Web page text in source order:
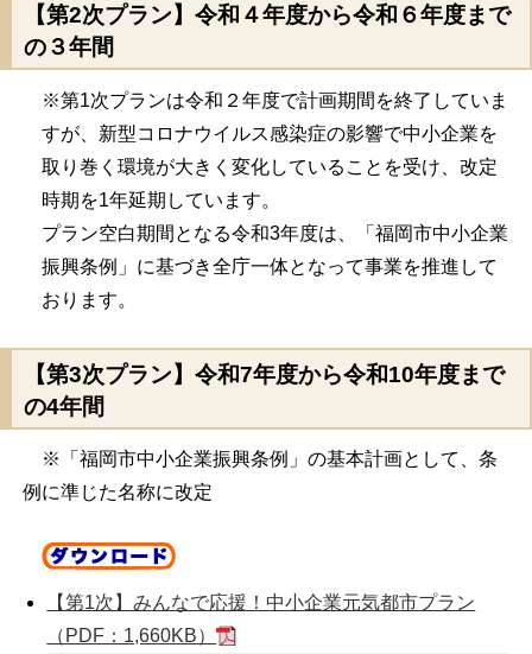
【第2次プラン】令和４年度から令和６年度まで
の３年間
※第1次プランは令和２年度で計画期間を終了していま
すが、新型コロナウイルス感染症の影響で中小企業を
取り巻く環境が大きく変化していることを受け、改定
時期を1年延期しています。
プラン空白期間となる令和3年度は、「福岡市中小企業
振興条例」に基づき全庁一体となって事業を推進して
おります。
【第3次プラン】令和7年度から令和10年度まで
の4年間
※「福岡市中小企業振興条例」の基本計画として、条
例に準じた名称に改定
【第1次】みんなで応援！中小企業元気都市プラン
（PDF：1,660KB）